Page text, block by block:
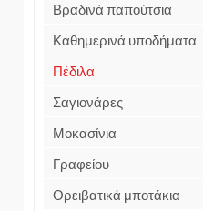
Βραδινά παπούτσια
Καθημερινά υποδήματα
Πέδιλα
Σαγιονάρες
Μοκασίνια
Γραφείου
Ορειβατικά μποτάκια